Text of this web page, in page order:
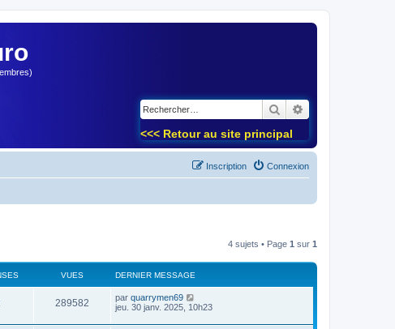
Rechercher
<<< Retour au site principal
Connexion
Inscription
4 sujets • Page 1 sur 1
VUES DERNIER MESSAGE
289582 par quarrymen69
jeu. 30 janv. 2025, 10h23